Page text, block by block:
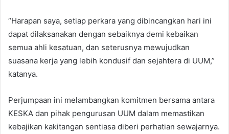
“Harapan saya, setiap perkara yang dibincangkan hari ini
dapat dilaksanakan dengan sebaiknya demi kebaikan
semua ahli kesatuan, dan seterusnya mewujudkan
suasana kerja yang lebih kondusif dan sejahtera di UUM,”
katanya.
Perjumpaan ini melambangkan komitmen bersama antara
KESKA dan pihak pengurusan UUM dalam memastikan
kebajikan kakitangan sentiasa diberi perhatian sewajarnya.